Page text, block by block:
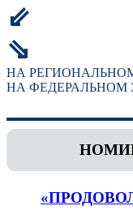
⇙
⇘
НА
НА ФЕДЕРАЛЬНОМ